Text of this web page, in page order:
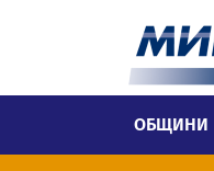
ОБЩИНИ